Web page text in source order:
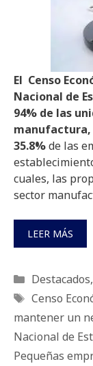
El Censo
Nacional de
94% de las
manufactura,
35.8%de las
cuales, las
sector
LEER MÁS
Categorías
Destacados,
Etiquetas
Censo
mantener un
Nacional de
Pequeñas